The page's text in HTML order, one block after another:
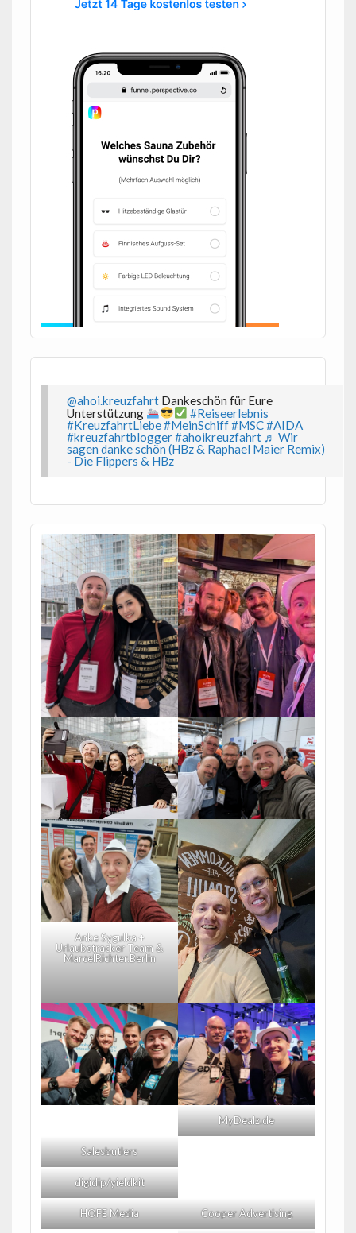
@ahoi.kreuzfahrt Dankeschön für Eure
Unterstützung
#Reiseerlebnis
#KreuzfahrtLiebe#MeinSchiff#MSC#AIDA
#kreuzfahrtblogger#ahoikreuzfahrt ♬ Wir
sagen danke schön (HBz & Raphael Maier Remix)
- Die Flippers & HBz
Anke Sygulka +
Urlaubstracker Team &
MarcelRichter.Berlin
MyDealz.de
Salesbutlers
digidip/yieldkit
HOFE Media Cooper Advertising